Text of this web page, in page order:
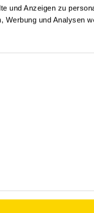
und Anzeigen zu
Werbung und Analysen